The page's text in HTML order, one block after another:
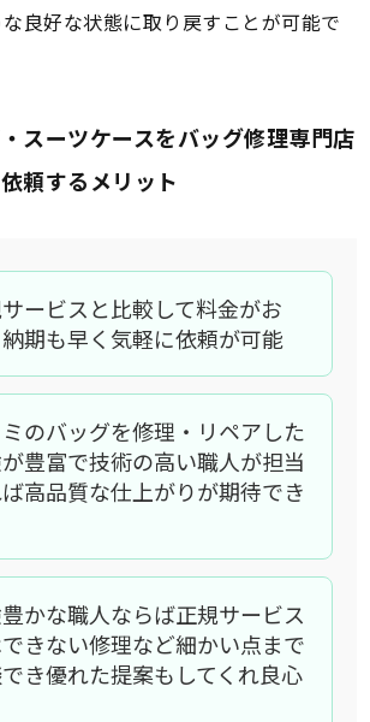
良好な状態に取り戻すことが可能で
スーツケースをバッグ修理専門店
頼するメリット
ービスと比較して料金がお
期も早く気軽に依頼が可能
ミのバッグを修理・リペアした
豊富で技術の高い職人が担当
高品質な仕上がりが期待でき
かな職人ならば正規サービス
きない修理など細かい点まで
き優れた提案もしてくれ良心